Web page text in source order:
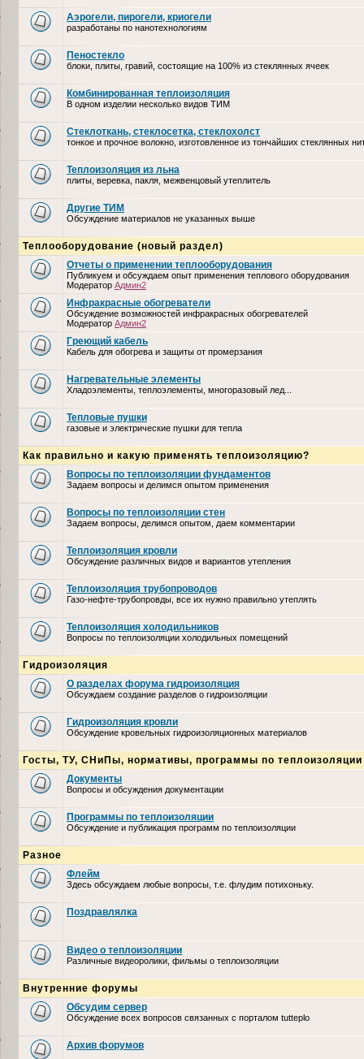
Аэрогели, пирогели, криогели
разработаны по нанотехнологиям
Пеностекло
блоки, плиты, гравий, состоящие на 100% из стеклянных ячеек
Комбинированная теплоизоляция
В одном изделии несколько видов ТИМ
Стеклоткань, стеклосетка, cтеклохолст
тонкое и прочное волокно, изготовленное из тончайших стеклянных
Теплоизоляция из льна
плиты, веревка, пакля, межвенцовый утеплитель
Другие ТИМ
Обсуждение материалов не указанных выше
Теплооборудование (новый раздел)
Отчеты о применении теплооборудования
Публикуем и обсуждаем опыт применения теплового оборудования
Модератор Админ2
Инфракрасные обогреватели
Обсуждение возможностей инфракрасных обогревателей
Модератор Админ2
Греющий кабель
Кабель для обогрева и защиты от промерзания
Нагревательные элементы
Хладоэлементы, теплоэлементы, многоразовый лед...
Тепловые пушки
газовые и электрические пушки для тепла
Как правильно и какую применять теплоизоляцию?
Вопросы по теплоизоляции фундаментов
Задаем вопросы и делимся опытом применения
Вопросы по теплоизоляции стен
Задаем вопросы, делимся опытом, даем комментарии
Теплоизоляция кровли
Обсуждение различных видов и вариантов утепления
Теплоизоляция трубопроводов
Газо-нефте-трубопровды, все их нужно правильно утеплять
Теплоизоляция холодильников
Вопросы по теплоизоляции холодильных помещений
Гидроизоляция
О разделах форума гидроизоляция
Обсуждаем создание разделов о гидроизоляции
Гидроизоляция кровли
Обсуждение кровельных гидроизоляционных материалов
Госты, ТУ, СНиПы, нормативы, программы по теплоизоляции
Документы
Вопросы и обсуждения документации
Программы по теплоизоляции
Обсуждение и публикация программ по теплоизоляции
Разное
Флейм
Здесь обсуждаем любые вопросы, т.е. флудим потихоньку.
Поздравлялка
Видео о теплоизоляции
Различные видеоролики, фильмы о теплоизоляции
Внутренние форумы
Обсудим сервер
Обсуждение всех вопросов связанных с порталом tutteplo
Архив форумов